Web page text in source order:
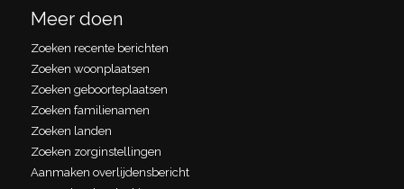
Meer doen
Zoeken recente berichten
Zoeken woonplaatsen
Zoeken geboorteplaatsen
Zoeken familienamen
Zoeken landen
Zoeken zorginstellingen
Aanmaken overlijdensbericht